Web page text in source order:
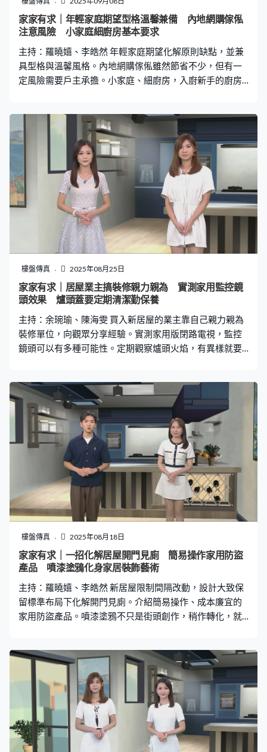
家家有求｜年輕家庭期望型格溫馨兼備 內地網購傢俬
注意風險 小家庭細廚房基本要求
主持：羅曉嬉、李皓然 年輕家庭期望化解原則缺點，並兼
具型格與溫馨風格。內地網購傢俬雖然節省不少，但有一
定風險需要戶主承擔。小家庭、細廚房，入廚新手的廚房
樓盤傳真 2025年08月25日
家家有求｜居屋業主搞裝修親力親為 實測家用監控鏡
頭效果 爐頭蓋要定期清潔勤保養
主持：余琬瑜、陳海雯 買入新居屋的業主靠自己親力親為
裝修單位，向觀眾分享經驗。實測家用版閉路電視，監控
鏡頭可以有多種可能性。定期觀察爐頭火焰，有異樣就要
樓盤傳真 2025年08月18日
家家有求｜一招化解居屋開門見廁 簡易操作家用防盜
產品 噴漆塗鴉化身家居裝飾藝術
主持：羅曉嬉、李皓然 新居屋限制間隔改動，設計大致保
留標準布局下化解開門見廁。介紹簡易操作、成本廉宜的
家用防盜產品。噴漆塗鴉不只是街頭創作，稍作轉化，就